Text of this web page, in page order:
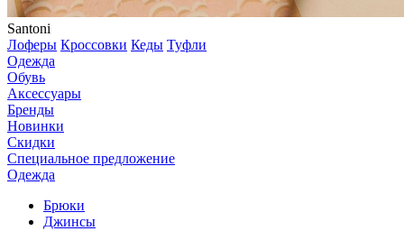
Santoni
Лоферы Кроссовки Кеды Туфли
Одежда
Обувь
Аксессуары
Бренды
Новинки
Скидки
Специальное предложение
Одежда
Брюки
Джинсы